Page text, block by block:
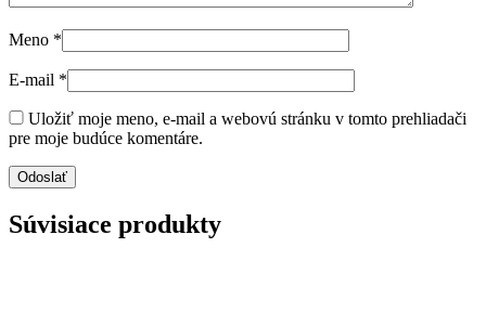
Meno *
E-mail *
Uložiť moje meno, e-mail a webovú stránku v tomto prehliadači
pre moje budúce komentáre.
Súvisiace produkty